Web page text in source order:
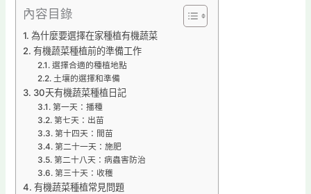
內容目錄
為什麼要選擇在家種植有機蔬菜
有機蔬菜種植前的準備工作
選擇合適的種植地點
土壤的選擇和準備
30天有機蔬菜種植日記
第一天：播種
第七天：出苗
第十四天：間苗
第二十一天：施肥
第二十八天：病蟲害防治
第三十天：收穫
有機蔬菜種植常見問題